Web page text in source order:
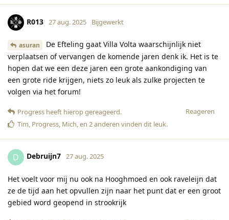
R013 27 aug. 2025 Bijgewerkt
asuran
De Efteling gaat Villa Volta waarschijnlijk niet
verplaatsen of vervangen de komende jaren denk ik. Het is te
hopen dat we een deze jaren een grote aankondiging van
een grote ride krijgen, niets zo leuk als zulke projecten te
volgen via het forum!
Reageren
Progress heeft hierop gereageerd.
Tim Progress Mich , en 2anderen vinden dit leuk.
D Debruijn7 27 aug. 2025
Het voelt voor mij nu ook na Hooghmoed en ook raveleijn dat
ze de tijd aan het opvullen zijn naar het punt dat er een groot
gebied word geopend in strookrijk